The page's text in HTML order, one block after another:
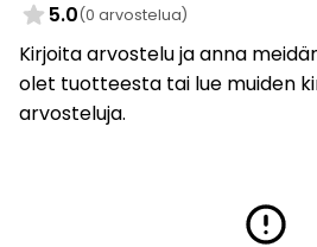
5.0(0 arvostelua)
Kirjoita arvostelu ja anna
olet tuotteesta tai lue muiden
arvosteluja.